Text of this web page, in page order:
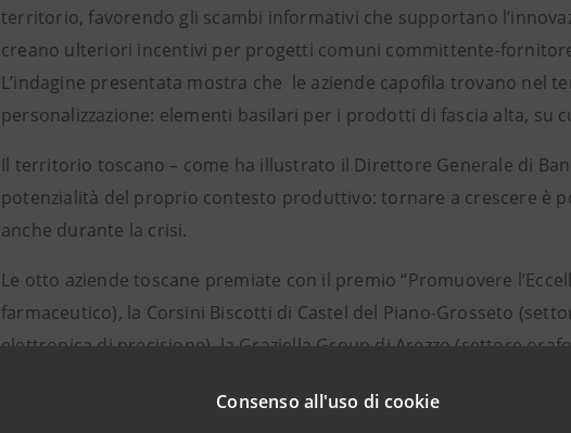
Consenso all'uso di cookie
territorio, favorendo gli scambi informativi che supportano
creano ulteriori incentivi per progetti comuni committente-
L’indagine presentata mostra che le aziende capofila trovano nel
personalizzazione: elementi basilari per i prodotti di fascia alta, su
Il territorio toscano – come ha illustrato il Direttore Generale di
potenzialità del proprio contesto produttivo: tornare a crescere è
anche durante la crisi.
Le otto aziende toscane premiate con il premio “Promuovere
farmaceutico), la Corsini Biscotti di Castel del Piano-Grosseto
elettronica di precisione), la Graziella Group di Arezzo (settore
aerospaziale), la Ludovico Martelli di Firenze (settore cosmetica e
Maria Novella di Firenze (settore cosmetica e antiche